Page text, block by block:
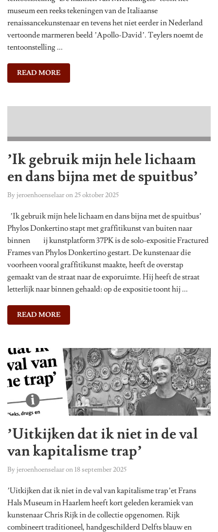
museum een reeks tekeningen van de Italiaanse
renaissancekunstenaar en tevens het niet eerder in Nederland
vertoonde marmeren beeld ’Apollo-David’. Teylers noemt de
tentoonstelling ...
READ MORE
’Ik gebruik mijn hele lichaam
en dans bijna met de spuitbus’
Byjeroenhoenselaaron25 oktober 2025
’Ik gebruik mijn hele lichaam en dans bijna met de spuitbus’
Phylos Donkertino stapt met graffitikunst van buiten naar
binnen ij kunstplatform 37PK is de solo-expositie Fractured
Frames van Phylos Donkertino gestart. De kunstenaar die
voorheen vooral graffitikunst maakte, heeft de overstap
gemaakt van de straat naar de exporuimte. Hij heeft de straat
letterlijk naar binnen gehaald: op de expositie toont hij ...
READ MORE
’Uitkijken dat ik niet in de val
van kapitalisme trap’
Byjeroenhoenselaaron18 september 2025
’Uitkijken dat ik niet in de val van kapitalisme trap’et Frans
Hals Museum in Haarlem heeft kort geleden keramiek van
kunstenaar Chris Rijk in de collectie opgenomen. Rijk
combineert traditioneel, handgeschilderd Delfts blauw en